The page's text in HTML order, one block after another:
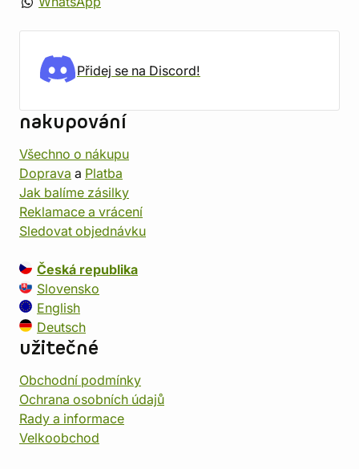
Přidej se na Discord!
nakupování
Všechno o nákupu
Doprava a Platba
Jak balíme zásilky
Reklamace a vrácení
Sledovat objednávku
Česká republika
Slovensko
English
Deutsch
užitečné
Obchodní podmínky
Ochrana osobních údajů
Rady a informace
Velkoobchod